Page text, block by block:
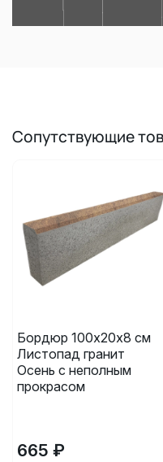
Сопутствующие
Бордюр 100х20х8 см
Листопад гранит
Осень с неполным
прокрасом
665 ₽